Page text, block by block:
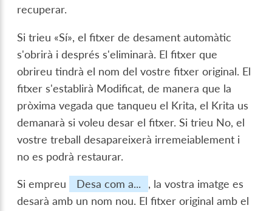
recuperar.
Si trieu «Sí», el fitxer de desament automàtic
s'obrirà i després s'eliminarà. El fitxer que
obrireu tindrà el nom del vostre fitxer original. El
fitxer s'establirà Modificat, de manera que la
pròxima vegada que tanqueu el Krita, el Krita us
demanarà si voleu desar el fitxer. Si trieu No, el
vostre treball desapareixerà irremeiablement i
no es podrà restaurar.
Si empreu Desa com a...
, la vostra imatge es
desarà amb un nom nou. El fitxer original amb el